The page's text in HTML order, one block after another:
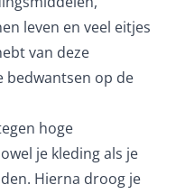
leven en veel eitjes
van deze
bedwantsen op de
hoge
je kleding als je
Hierna droog je